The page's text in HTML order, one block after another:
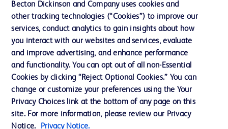
Notre entreprise
Éthique et conformité
Assistance
Nous contacter
Préférences en matière de cookies
Confidentialité
Becton Dickinson and Company uses cookies and
other tracking technologies (“Cookies”) to improve our
services, conduct analytics to gain insights about how
you interact with our websites and services, evaluate
and improve advertising, and enhance performance
and functionality. You can opt out of all non-Essential
Cookies by clicking “Reject Optional Cookies.” You can
change or customize your preferences using the Your
Privacy Choices link at the bottom of any page on this
site. For more information, please review our Privacy
Notice.
Privacy Notice.